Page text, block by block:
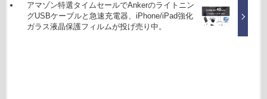
アマゾン特選タイムセールでAnkerのライトニン
グUSBケーブルと急速充電器、iPhone/iPad強化
ガラス液晶保護フィルムが投げ売り中。